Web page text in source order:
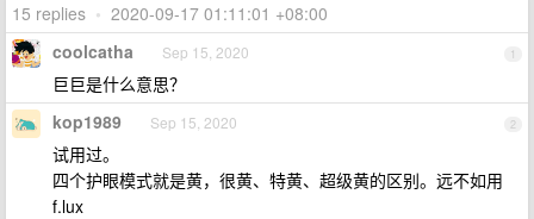
15 replies • 2020-09-17 01:11:01 +08:00
1
coolcatha Sep 15, 2020
巨巨是什么意思？
2
kop1989 Sep 15, 2020
试用过。
四个护眼模式就是黄，很黄、特黄、超级黄的区别。远不如用
f.lux